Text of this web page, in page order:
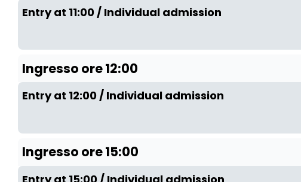
Entry at 11:00 / Individual admission
Ingresso ore 12:00
Entry at 12:00 / Individual admission
Ingresso ore 15:00